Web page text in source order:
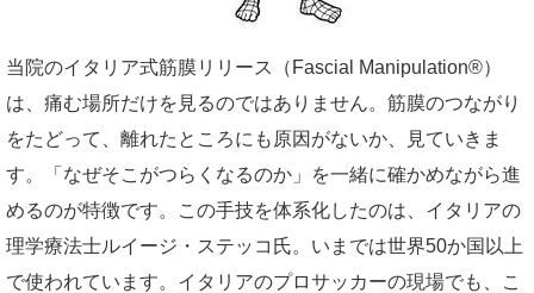
当院のイタリア式筋膜リリース（Fascial Manipulation®）
は、痛む場所だけを見るのではありません。筋膜のつながり
をたどって、離れたところにも原因がないか、見ていきま
す。「なぜそこがつらくなるのか」を一緒に確かめながら進
めるのが特徴です。この手技を体系化したのは、イタリアの
理学療法士ルイージ・ステッコ氏。いまでは世界50か国以上
で使われています。イタリアのプロサッカーの現場でも、こ